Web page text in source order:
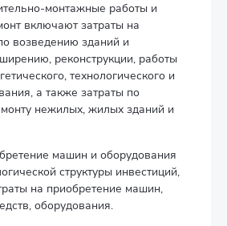
монтажные работы и
включают затраты на
возведению зданий и
реконструкции, работы
технологического и
а также затраты по
нежилых, жилых зданий и
машин и оборудования
структуры инвестиций,
на приобретение машин,
оборудования.